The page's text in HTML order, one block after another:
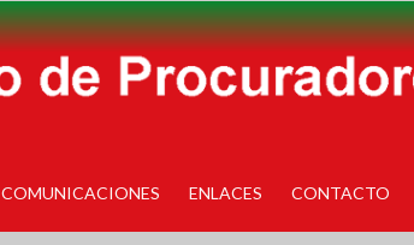
COMUNICACIONES ENLACES CONTACTO